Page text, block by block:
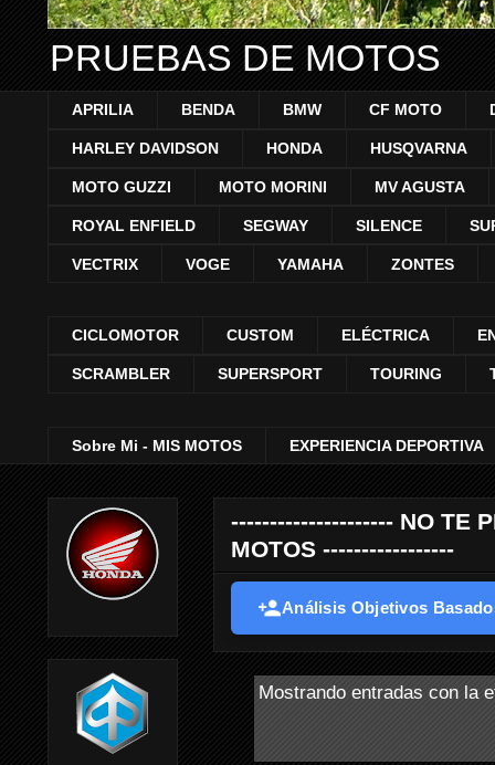
PRUEBAS DE MOTOS
APRILIA BENDA BMW CF MOTO
HARLEY DAVIDSON HONDA HUSQVARNA
MOTO GUZZI MOTO MORINI MV AGUSTA
ROYAL ENFIELD SEGWAY SILENCE
VECTRIX VOGE YAMAHA ZONTES
CICLOMOTOR CUSTOM ELÉCTRICA
SCRAMBLER SUPERSPORT TOURING
Sobre Mi - MIS MOTOS EXPERIENCIA DEPORTIVA
--------------------- NO TE
MOTOS -----------------
Análisis Objetivos
Mostrando entradas con la